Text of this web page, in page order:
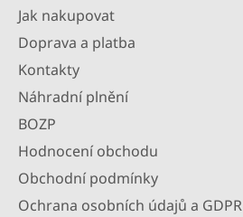
Jak nakupovat
Doprava a platba
Kontakty
Náhradní plnění
BOZP
Hodnocení obchodu
Obchodní podmínky
Ochrana osobních údajů a GDPR